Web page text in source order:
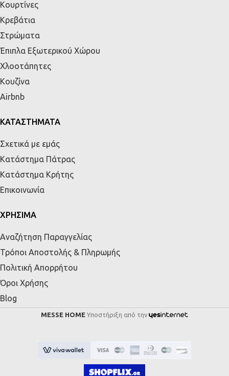
Κουρτίνες
Κρεβάτια
Στρώματα
Έπιπλα Εξωτερικού Χώρου
Χλοοτάπητες
Κουζίνα
Airbnb
ΚΑΤΑΣΤΗΜΑΤΑ
Σχετικά με εμάς
Κατάστημα Πάτρας
Κατάστημα Κρήτης
Επικοινωνία
ΧΡΗΣΙΜΑ
Αναζήτηση Παραγγελίας
Τρόποι Αποστολής & Πληρωμής
Πολιτική Απορρήτου
Όροι Χρήσης
Blog
MESSE HOME Υποστήριξη από την